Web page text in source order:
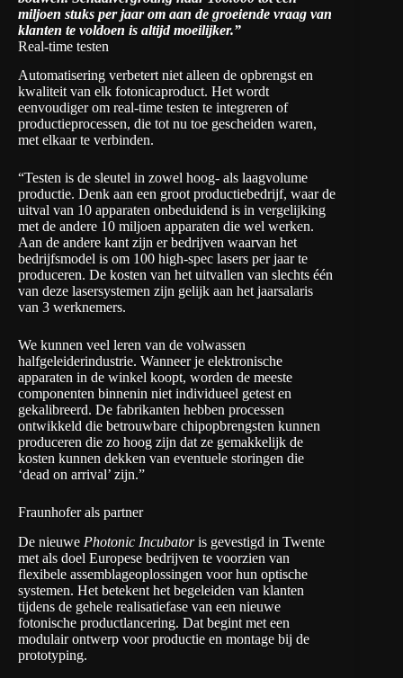
miljoen stuks per jaar om aan de groeiende vraag van
klanten te voldoen is altijd moeilijker.”
Real-time testen
Automatisering verbetert niet alleen de opbrengst en
kwaliteit van elk fotonicaproduct. Het wordt
eenvoudiger om real-time testen te integreren of
productieprocessen, die tot nu toe gescheiden waren,
met elkaar te verbinden.
“Testen is de sleutel in zowel hoog- als laagvolume
productie. Denk aan een groot productiebedrijf, waar de
uitval van 10 apparaten onbeduidend is in vergelijking
met de andere 10 miljoen apparaten die wel werken.
Aan de andere kant zijn er bedrijven waarvan het
bedrijfsmodel is om 100 high-spec lasers per jaar te
produceren. De kosten van het uitvallen van slechts één
van deze lasersystemen zijn gelijk aan het jaarsalaris
van 3 werknemers.
We kunnen veel leren van de volwassen
halfgeleiderindustrie. Wanneer je elektronische
apparaten in de winkel koopt, worden de meeste
componenten binnenin niet individueel getest en
gekalibreerd. De fabrikanten hebben processen
ontwikkeld die betrouwbare chipopbrengsten kunnen
produceren die zo hoog zijn dat ze gemakkelijk de
kosten kunnen dekken van eventuele storingen die
‘dead on arrival’ zijn.”
Fraunhofer als partner
De nieuwe Photonic Incubatoris gevestigd in Twente
met als doel Europese bedrijven te voorzien van
flexibele assemblageoplossingen voor hun optische
systemen. Het betekent het begeleiden van klanten
tijdens de gehele realisatiefase van een nieuwe
fotonische productlancering. Dat begint met een
modulair ontwerp voor productie en montage bij de
prototyping.